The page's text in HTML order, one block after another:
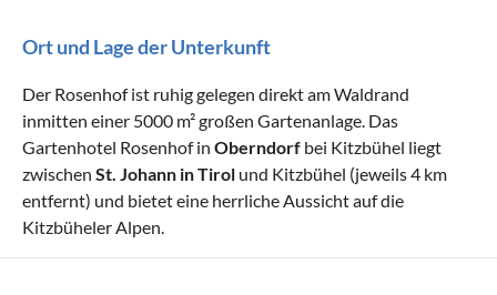
Ort und Lage der Unterkunft
Der Rosenhof ist ruhig gelegen direkt am Waldrand
inmitten einer 5000 m² großen Gartenanlage. Das
Gartenhotel Rosenhof in Oberndorf bei Kitzbühel liegt
zwischen St. Johann in Tirol und Kitzbühel (jeweils 4 km
entfernt) und bietet eine herrliche Aussicht auf die
Kitzbüheler Alpen.